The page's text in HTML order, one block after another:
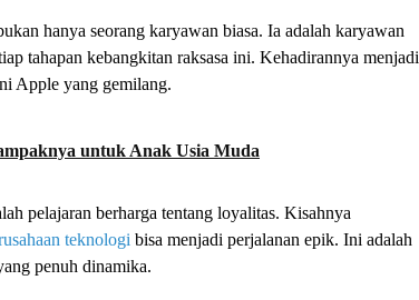
hanya seorang karyawan biasa. Ia adalah karyawan
tahapan kebangkitan raksasa ini. Kehadirannya menjadi
Apple yang gemilang.
untuk Anak Usia Muda
pelajaran berharga tentang loyalitas. Kisahnya
teknologi bisa menjadi perjalanan epik. Ini adalah
penuh dinamika.